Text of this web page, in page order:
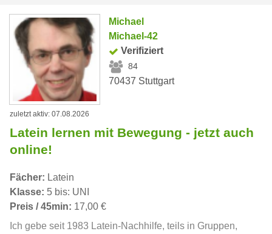
Michael
Michael-42
Verifiziert
84
70437 Stuttgart
zuletzt aktiv: 07.08.2026
Latein lernen mit Bewegung - jetzt auch
online!
Fächer: Latein
Klasse: 5 bis: UNI
Preis / 45min: 17,00 €
Ich gebe seit 1983 Latein-Nachhilfe, teils in Gruppen,